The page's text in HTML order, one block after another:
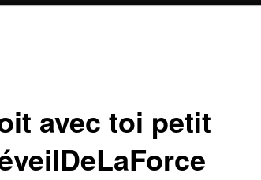
avec toi petit